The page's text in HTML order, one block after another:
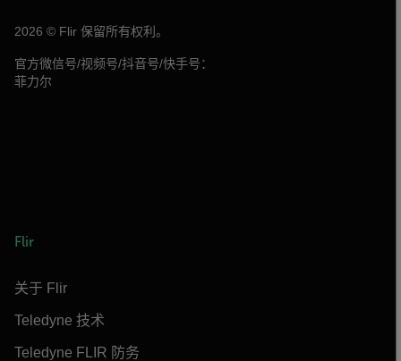
2026 © Flir 保留所有权利。
官方微信号/视频号/抖音号/快手号：
菲力尔
Flir
关于 Flir
Teledyne 技术
Teledyne FLIR 防务